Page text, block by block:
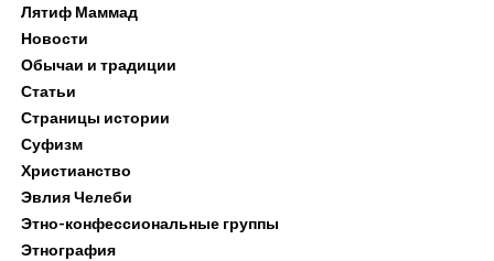
Лятиф Маммад
Новости
Обычаи и традиции
Статьи
Страницы истории
Суфизм
Христианство
Эвлия Челеби
Этно-конфессиональные группы
Этнография